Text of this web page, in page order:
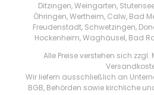
Ditzingen, Weingarten,
Öhringen, Wertheim, Calw, Bad
Freudenstadt, Schwetzingen,
Hockenheim, Waghäusel, Bad
Alle Preise verstehen sich
Wir liefern ausschließlich an
BGB, Behörden sowie kirchliche